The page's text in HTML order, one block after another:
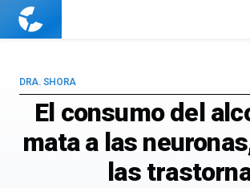
Cuaderno
El consumo del
mata a las
las
DRA. SHORA